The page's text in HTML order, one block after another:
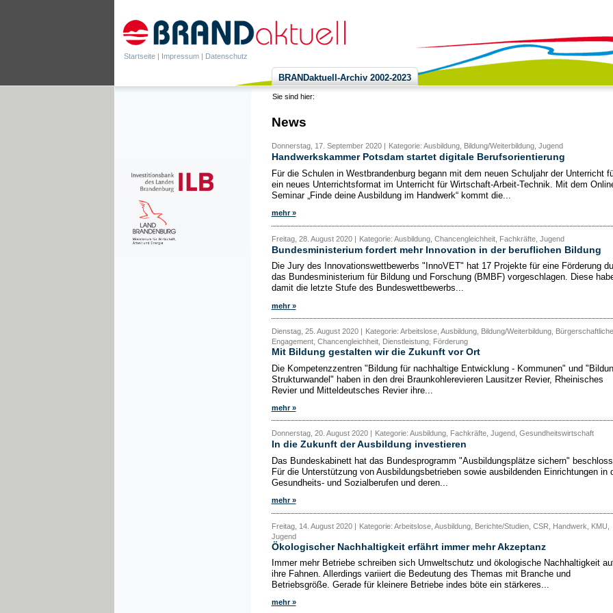
Startseite | Impressum | Datenschutz
BRANDaktuell-Archiv 2002-2023
Sie sind hier:
News
Donnerstag, 17. September 2020 | Kategorie: Ausbildung, Bildung/Weiterbildung, Jugend
Handwerkskammer Potsdam startet digitale Berufsorientierung
Für die Schulen in Westbrandenburg begann mit dem neuen Schuljahr der Unterricht
ein neues Unterrichtsformat im Unterricht für Wirtschaft-Arbeit-Technik. Mit dem
Seminar „Finde deine Ausbildung im Handwerk“ kommt die...
mehr »
Freitag, 28. August 2020 | Kategorie: Ausbildung, Chancengleichheit, Fachkräfte, Jugend
Bundesministerium fordert mehr Innovation in der beruflichen Bildung
Die Jury des Innovationswettbewerbs "InnoVET" hat 17 Projekte für eine Förderung
das Bundesministerium für Bildung und Forschung (BMBF) vorgeschlagen. Diese
damit die letzte Stufe des Bundeswettbewerbs...
mehr »
Dienstag, 25. August 2020 | Kategorie: Arbeitslose, Ausbildung, Bildung/Weiterbildung,
Engagement, Chancengleichheit, Dienstleistung, Förderung
Mit Bildung gestalten wir die Zukunft vor Ort
Die Kompetenzzentren "Bildung für nachhaltige Entwicklung - Kommunen" und
Strukturwandel" haben in den drei Braunkohlerevieren Lausitzer Revier, Rheinisches
Revier und Mitteldeutsches Revier ihre...
mehr »
Donnerstag, 20. August 2020 | Kategorie: Ausbildung, Fachkräfte, Jugend, Gesundheitswirtschaft
In die Zukunft der Ausbildung investieren
Das Bundeskabinett hat das Bundesprogramm "Ausbildungsplätze sichern"
Für die Unterstützung von Ausbildungsbetrieben sowie ausbildenden Einrichtungen in
Gesundheits- und Sozialberufen und deren...
mehr »
Freitag, 14. August 2020 | Kategorie: Arbeitslose, Ausbildung, Berichte/Studien, CSR, Handwerk, KMU,
Jugend
Ökologischer Nachhaltigkeit erfährt immer mehr Akzeptanz
Immer mehr Betriebe schreiben sich Umweltschutz und ökologische Nachhaltigkeit
ihre Fahnen. Allerdings variiert die Bedeutung des Themas mit Branche und
Betriebsgröße. Gerade für kleinere Betriebe indes böte ein stärkeres...
mehr »